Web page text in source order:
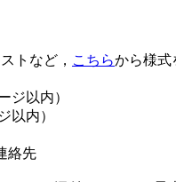
トなど， こちらから様式
ジ以内）
以内）
絡先